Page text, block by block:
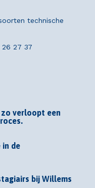
technische
26 27 37
verloopt een
de
bij Willems